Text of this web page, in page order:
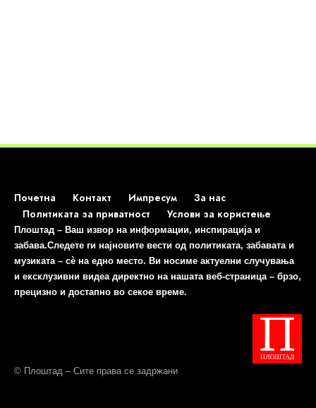
Почетна Контакт Импресум
За нас
Политиката за приватност
Услови за користење
Плоштад – Ваш извор на информации, инспирација и
забава.Следете ги најновите вести од политиката, забавата и
музиката – сè на едно место. Ви носиме актуелни случувања
и ексклузивни видеа директно на нашата веб-страница – брзо,
прецизно и достапно во секое време.
© Плоштад – Сите права се задржани